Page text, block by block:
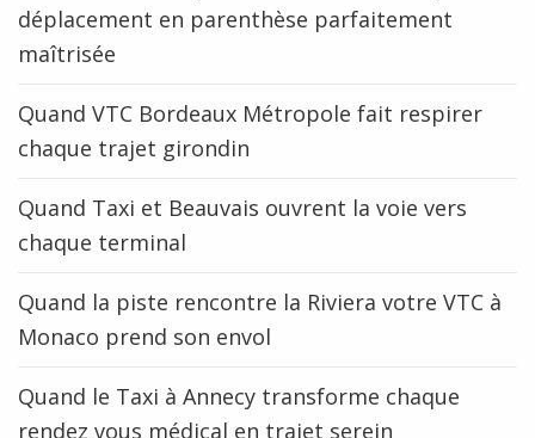
déplacement en parenthèse parfaitement
maîtrisée
Quand VTC Bordeaux Métropole fait respirer
chaque trajet girondin
Quand Taxi et Beauvais ouvrent la voie vers
chaque terminal
Quand la piste rencontre la Riviera votre VTC à
Monaco prend son envol
Quand le Taxi à Annecy transforme chaque
rendez vous médical en trajet serein